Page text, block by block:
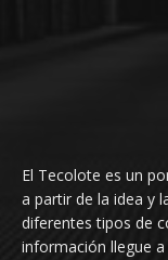
El Tecolote es un
a partir de la idea y
diferentes tipos de
información llegue